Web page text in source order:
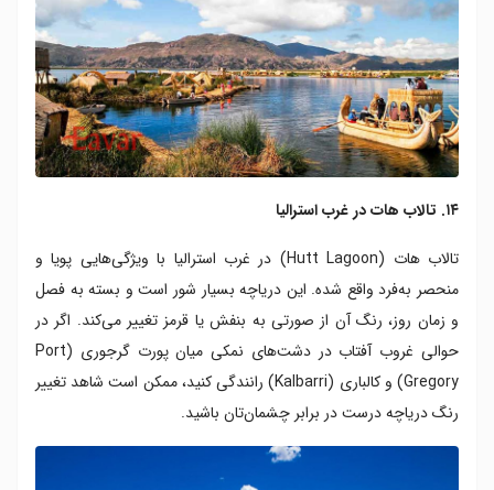
۱۴. تالاب هات در غرب استرالیا
تالاب هات (Hutt Lagoon) در غرب استرالیا با ویژگی‌هایی پویا و
منحصر به‌فرد واقع شده. این دریاچه بسیار شور است و بسته به فصل
و زمان روز، رنگ آن از صورتی به بنفش یا قرمز تغییر می‌کند. اگر در
حوالی غروب آفتاب در دشت‌های نمکی میان پورت گرجوری (Port
Gregory) و کالباری (Kalbarri) رانندگی کنید، ممکن است شاهد تغییر
رنگ دریاچه درست در برابر چشمان‌تان باشید.